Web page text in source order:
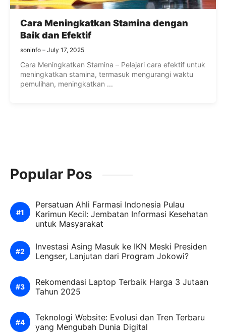
Cara Meningkatkan Stamina dengan
Baik dan Efektif
soninfo July 17, 2025
Cara Meningkatkan Stamina – Pelajari cara efektif untuk
meningkatkan stamina, termasuk mengurangi waktu
pemulihan, meningkatkan ...
Popular Pos
Persatuan Ahli Farmasi Indonesia Pulau
Karimun Kecil: Jembatan Informasi Kesehatan
untuk Masyarakat
Investasi Asing Masuk ke IKN Meski Presiden
Lengser, Lanjutan dari Program Jokowi?
Rekomendasi Laptop Terbaik Harga 3 Jutaan
Tahun 2025
Teknologi Website: Evolusi dan Tren Terbaru
yang Mengubah Dunia Digital